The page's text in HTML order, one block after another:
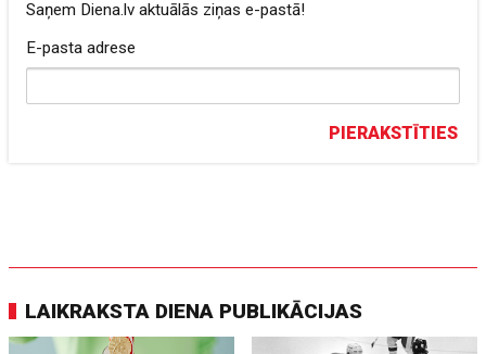
Saņem Diena.lv aktuālās ziņas e-pastā!
E-pasta adrese
PIERAKSTĪTIES
LAIKRAKSTA DIENA PUBLIKĀCIJAS